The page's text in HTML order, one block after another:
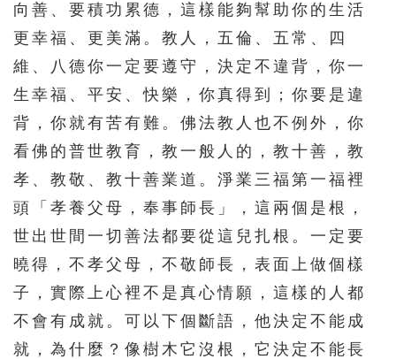
向善、要積功累德，這樣能夠幫助你的生活
更幸福、更美滿。教人，五倫、五常、四
維、八德你一定要遵守，決定不違背，你一
生幸福、平安、快樂，你真得到；你要是違
背，你就有苦有難。佛法教人也不例外，你
看佛的普世教育，教一般人的，教十善，教
孝、教敬、教十善業道。淨業三福第一福裡
頭「孝養父母，奉事師長」，這兩個是根，
世出世間一切善法都要從這兒扎根。一定要
曉得，不孝父母，不敬師長，表面上做個樣
子，實際上心裡不是真心情願，這樣的人都
不會有成就。可以下個斷語，他決定不能成
就，為什麼？像樹木它沒根，它決定不能長